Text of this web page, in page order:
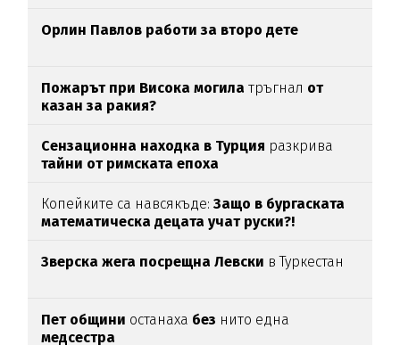
Орлин Павлов работи за второ дете
Пожарът при Висока могила тръгнал от
казан за ракия?
Сензационна находка в Турция разкрива
тайни от римската епоха
Копейките са навсякъде:Защо в бургаската
математическа децата учат руски?!
Зверска жега посрещна Левски в Туркестан
Пет общини останаха без нито една
медсестра